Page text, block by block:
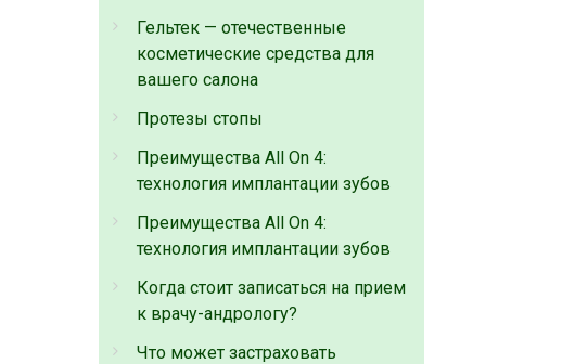
Гельтек — отечественные
косметические средства для
вашего салона
Протезы стопы
Преимущества All On 4:
технология имплантации зубов
Преимущества All On 4:
технология имплантации зубов
Когда стоит записаться на прием
к врачу-андрологу?
Что может застраховать